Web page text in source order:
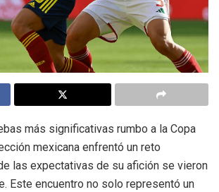
más significativas rumbo a la Copa
mexicana enfrentó un reto
las expectativas de su afición se vieron
Este encuentro no solo representó un